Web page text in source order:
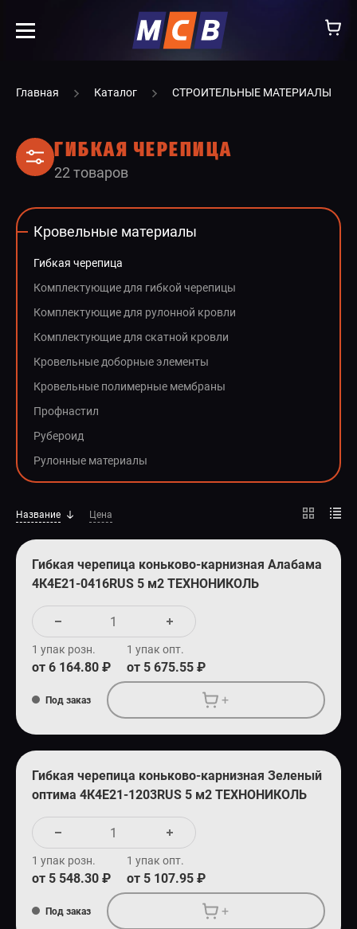
КАТАЛОГ
УСЛУГИ
СПЕЦПРЕДЛОЖЕНИЕ
Главная Каталог СТРОИТЕЛЬНЫЕ МАТЕРИАЛЫ
ГИБКАЯ ЧЕРЕПИЦА
22 товаров
Кровельные материалы
Гибкая черепица
Комплектующие для гибкой черепицы
Комплектующие для рулонной кровли
Комплектующие для скатной кровли
Кровельные доборные элементы
Кровельные полимерные мембраны
Профнастил
Рубероид
Рулонные материалы
Название Цена
Гибкая черепица коньково-карнизная Алабама
4К4Е21-0416RUS 5 м2 ТЕХНОНИКОЛЬ
1 упак розн.
от 6 164.80 ₽
1 упак опт.
от 5 675.55 ₽
Под заказ +
Гибкая черепица коньково-карнизная Зеленый
оптима 4К4Е21-1203RUS 5 м2 ТЕХНОНИКОЛЬ
1 упак розн.
от 5 548.30 ₽
1 упак опт.
от 5 107.95 ₽
Под заказ +